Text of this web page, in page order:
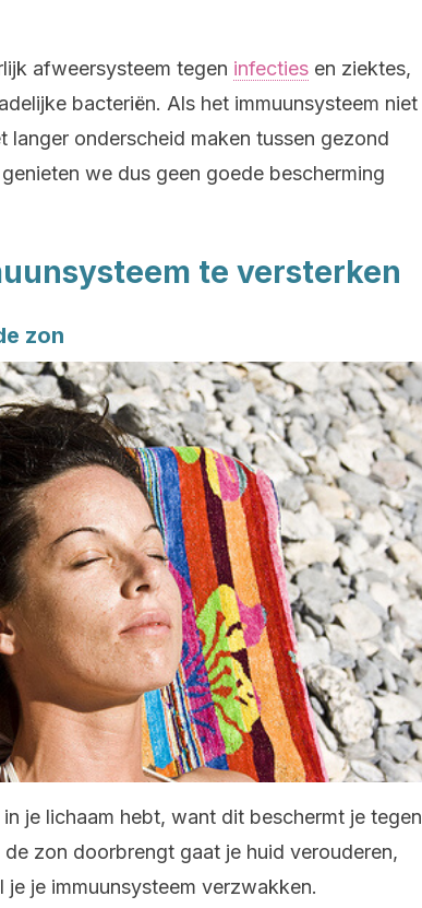
afweersysteem tegen infecties en ziektes,
bacteriën. Als het immuunsysteem niet
langer onderscheid maken tussen gezond
we dus geen goede bescherming
te versterken
zon
je lichaam hebt, want dit beschermt je tegen
zon doorbrengt gaat je huid verouderen,
je immuunsysteem verzwakken.